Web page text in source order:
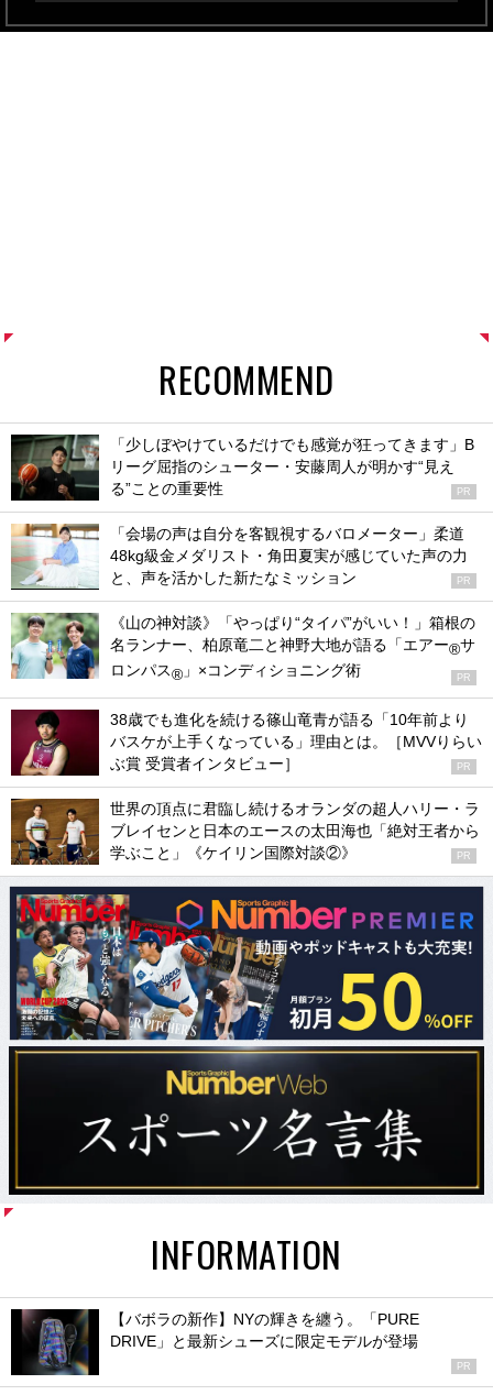
RECOMMEND
「少しぼやけているだけでも感覚が狂ってきます」B
リーグ屈指のシューター・安藤周人が明かす“見え
る”ことの重要性
PR
「会場の声は自分を客観視するバロメーター」柔道
48kg級金メダリスト・角田夏実が感じていた声の力
と、声を活かした新たなミッション
PR
《山の神対談》「やっぱり“タイパ”がいい！」箱根の
名ランナー、柏原竜二と神野大地が語る「エアー®サ
ロンパス® 」×コンディショニング術 PR
38歳でも進化を続ける篠山竜青が語る「10年前より
バスケが上手くなっている」理由とは。［MVVりらい
ぶ賞 受賞者インタビュー］
PR
世界の頂点に君臨し続けるオランダの超人ハリー・ラ
ブレイセンと日本のエースの太田海也「絶対王者から
学ぶこと」《ケイリン国際対談②》
PR
INFORMATION
【バボラの新作】NYの輝きを纏う。「PURE
DRIVE」と最新シューズに限定モデルが登場
PR